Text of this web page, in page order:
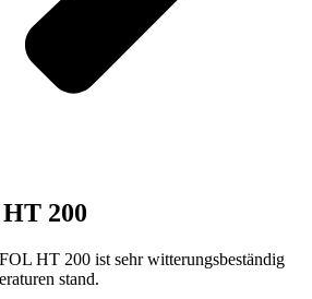
200
HT 200 ist sehr witterungsbeständig
stand.